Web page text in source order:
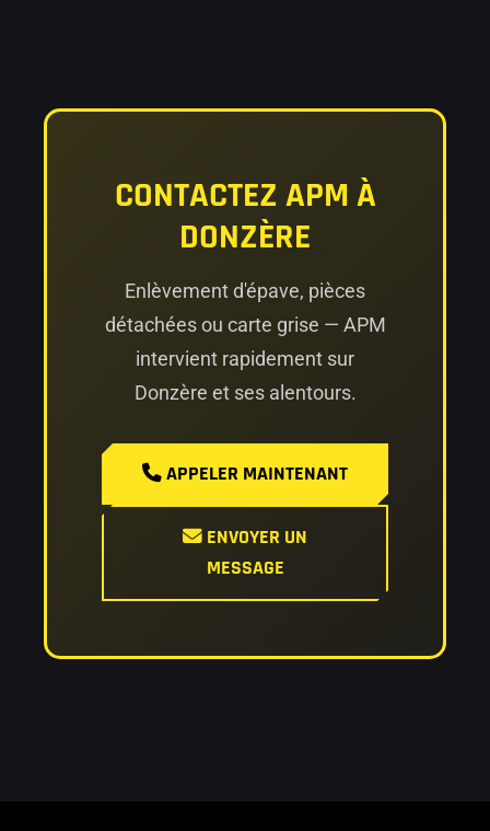
CONTACTEZ APM À
DONZÈRE
Enlèvement d'épave, pièces
détachées ou carte grise — APM
intervient rapidement sur
Donzère et ses alentours.
APPELER MAINTENANT
ENVOYER UN
MESSAGE